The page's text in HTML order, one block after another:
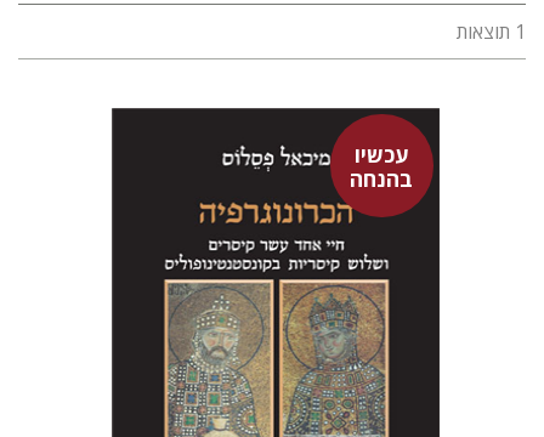
1 תוצאות
עכשיו
בהנחה
מיכאל פסלוס
שי אשל